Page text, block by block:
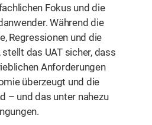
Fokus und die
Während die
Regressionen und die
das UAT sicher, dass
Anforderungen
überzeugt und die
– und das unter nahezu